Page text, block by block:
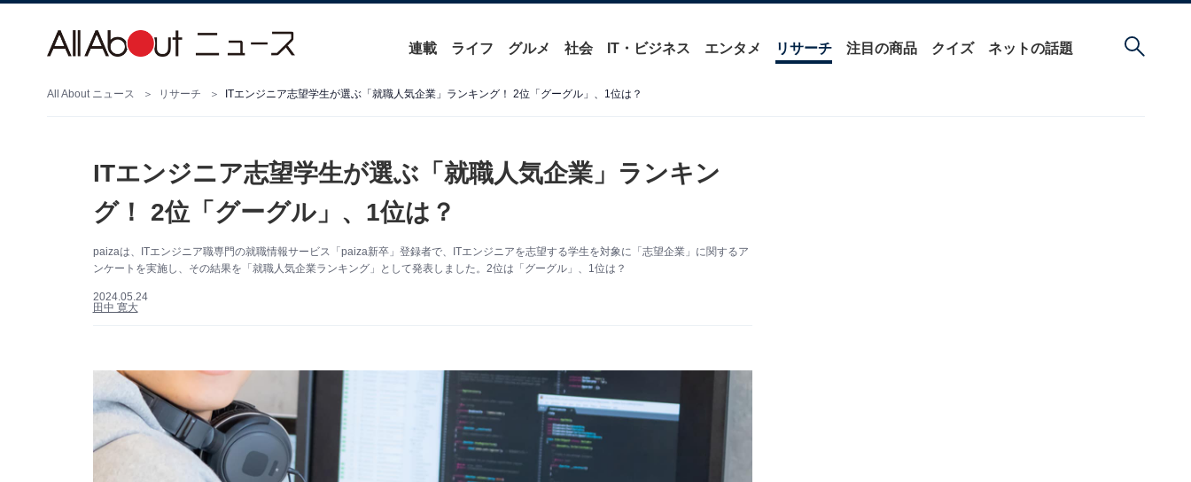
連載 ライフ グルメ 社会 IT・ビジネス エンタメ リサーチ 注目の商品 クイズ ネットの話題
All About ニュース リサーチ ITエンジニア志望学生が選ぶ「就職人気企業」ランキング！ 2位「グーグル」、1位は？
ITエンジニア志望学生が選ぶ「就職人気企業」ランキン
グ！ 2位「グーグル」、1位は？
paizaは、ITエンジニア職専門の就職情報サービス「paiza新卒」登録者で、ITエンジニアを志望する学生を対象に「志望企業」に関するア
ンケートを実施し、その結果を「就職人気企業ランキング」として発表しました。2位は「グーグル」、1位は？
2024.05.24
田中 寛大